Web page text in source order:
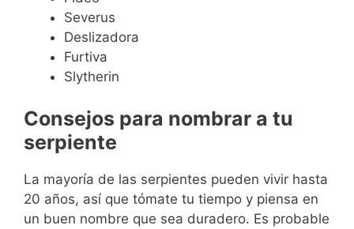
Severus
Deslizadora
Furtiva
Slytherin
Consejos para nombrar a tu
serpiente
La mayoría de las serpientes pueden vivir hasta
20 años, así que tómate tu tiempo y piensa en
un buen nombre que sea duradero. Es probable